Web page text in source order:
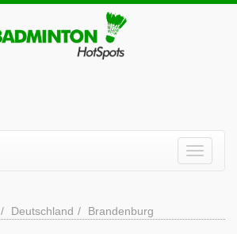
Deutschland Brandenburg